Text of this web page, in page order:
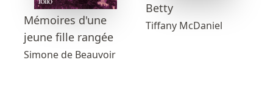
Mémoires d'une
jeune fille rangée
Simone de Beauvoir
Betty
Tiffany McDaniel